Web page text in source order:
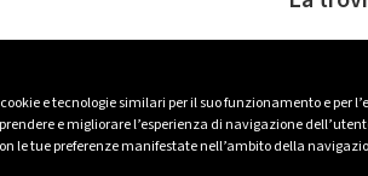
e tecnologie similari per il suo funzionamento e per
e migliorare l’esperienza di navigazione
le tue preferenze manifestate nell’ambito della